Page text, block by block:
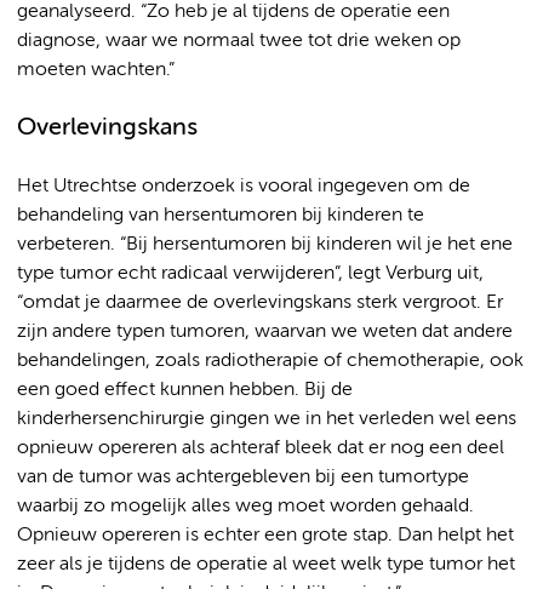
geanalyseerd. “Zo heb je al tijdens de operatie een
diagnose, waar we normaal twee tot drie weken op
moeten wachten.”
Overlevingskans
Het Utrechtse onderzoek is vooral ingegeven om de
behandeling van hersentumoren bij kinderen te
verbeteren. “Bij hersentumoren bij kinderen wil je het ene
type tumor echt radicaal verwijderen”, legt Verburg uit,
“omdat je daarmee de overlevingskans sterk vergroot. Er
zijn andere typen tumoren, waarvan we weten dat andere
behandelingen, zoals radiotherapie of chemotherapie, ook
een goed effect kunnen hebben. Bij de
kinderhersenchirurgie gingen we in het verleden wel eens
opnieuw opereren als achteraf bleek dat er nog een deel
van de tumor was achtergebleven bij een tumortype
waarbij zo mogelijk alles weg moet worden gehaald.
Opnieuw opereren is echter een grote stap. Dan helpt het
zeer als je tijdens de operatie al weet welk type tumor het